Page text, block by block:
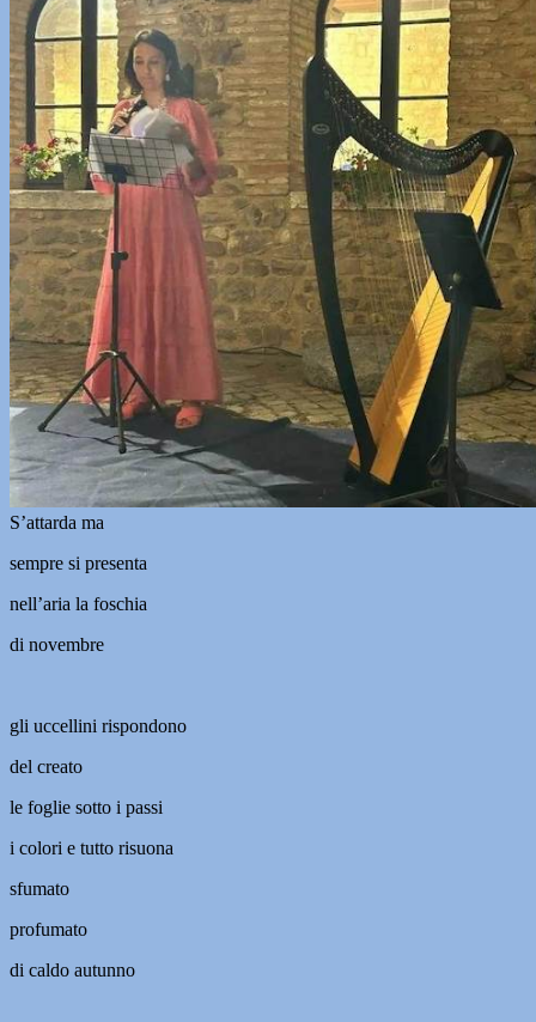
S’attarda ma
sempre si presenta
nell’aria la foschia
di novembre
gli uccellini rispondono
del creato
le foglie sotto i passi
i colori e tutto risuona
sfumato
profumato
di caldo autunno